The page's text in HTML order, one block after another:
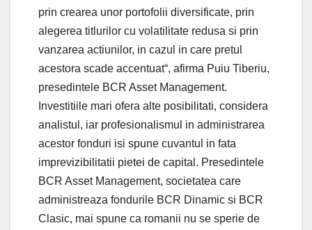
prin crearea unor portofolii diversificate, prin
alegerea titlurilor cu volatilitate redusa si prin
vanzarea actiunilor, in cazul in care pretul
acestora scade accentuat“, afirma Puiu Tiberiu,
presedintele BCR Asset Management.
Investitiile mari ofera alte posibilitati, considera
analistul, iar profesionalismul in administrarea
acestor fonduri isi spune cuvantul in fata
imprevizibilitatii pietei de capital. Presedintele
BCR Asset Management, societatea care
administreaza fondurile BCR Dinamic si BCR
Clasic, mai spune ca romanii nu se sperie de